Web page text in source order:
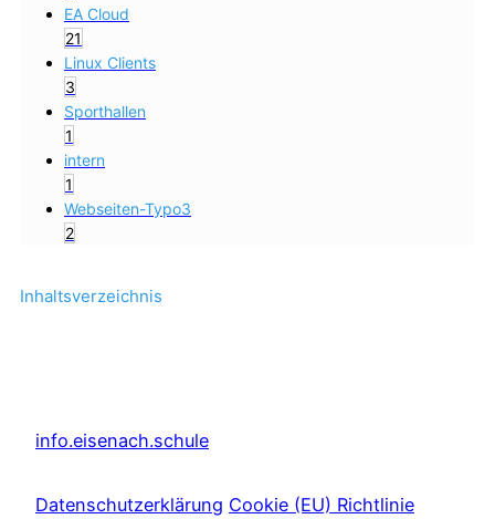
Inhaltsverzeichnis
EA Cloud
21
Linux Clients
3
Sporthallen
1
intern
1
Webseiten-Typo3
2
info.eisenach.schule
Datenschutzerklärung Cookie (EU) Richtlinie